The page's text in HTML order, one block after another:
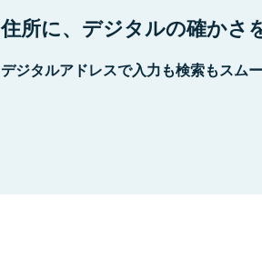
住所に、デジタルの確かさ
デジタルアドレスで入力も検索もスムー